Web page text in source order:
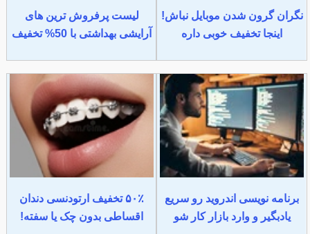
نگران گرون شدن موبایل نباش!
اینجا تخفیف خوبی داره
لیست پرفروش ترین های
آرایشی بهداشتی با 50% تخفیف
برنامه نویسی اندروید رو سریع
یادبگیر و وارد بازار کار شو
۵۰٪ تخفیف ارتودنسی دندان
اقساطی بدون چک یا سفته!